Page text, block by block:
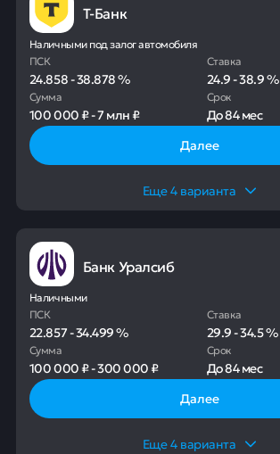
Т-Банк
Наличными под залог автомобиля
ПСК
24.858-38.878%
Ставка
24.9-38.9%
Сумма
100 000 ₽-7 млн ₽
Срок
До84 мес
Далее
Еще4 варианта
Банк Уралсиб
Наличными
ПСК
22.857-34.499%
Ставка
29.9-34.5%
Сумма
100 000 ₽-300 000 ₽
Срок
До84 мес
Далее
Еще4 варианта